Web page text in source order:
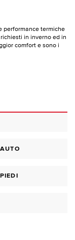
performance termiche
in inverno ed in
comfort e sono i